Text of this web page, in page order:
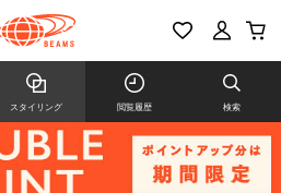
スタイリング 閲覧履歴 検索